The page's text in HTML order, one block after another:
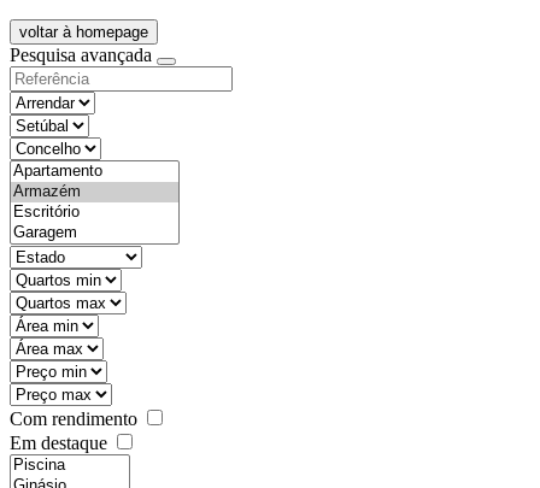
voltar à homepage
Pesquisa avançada
objective
districtId
countyId
types
state
mintypo
maxtypo
minarea
maxarea
minprice
maxprice
Com rendimento
Em destaque
features